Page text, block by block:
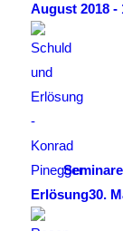
August 2018 -
Erlösung30.